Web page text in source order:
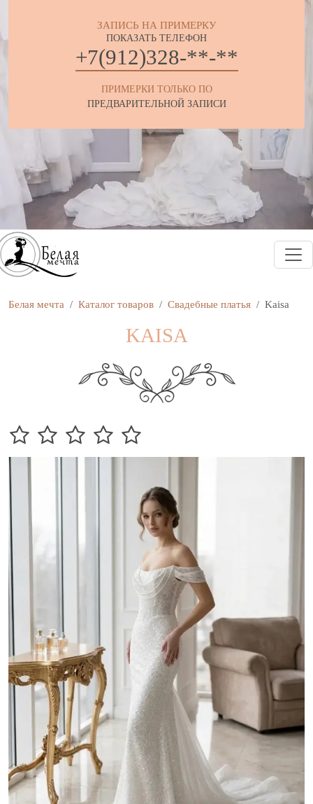
ЗАПИСЬ НА ПРИМЕРКУ
ПОКАЗАТЬ ТЕЛЕФОН
+7(912)328-**-**
ПРИМЕРКИ ТОЛЬКО ПО
ПРЕДВАРИТЕЛЬНОЙ ЗАПИСИ
Белая мечта Каталог товаров Свадебные платья Kaisa
KAISA